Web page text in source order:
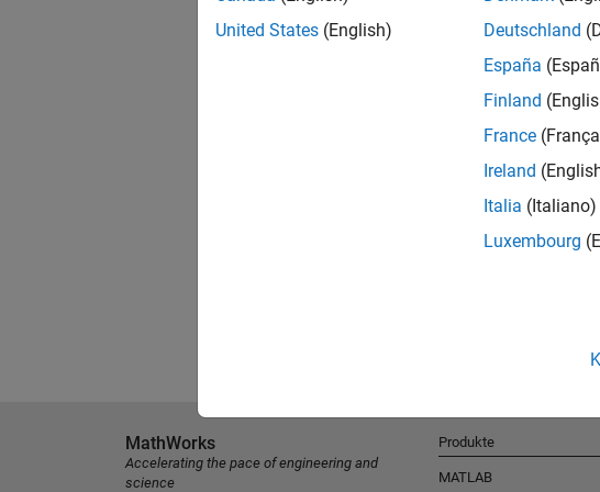
United States (English)
Deutschland
España
Finland
France
Ireland
Italia (Italiano)
Luxembourg
MathWorks
Accelerating the pace of engineering and
science
Produkte
MATLAB